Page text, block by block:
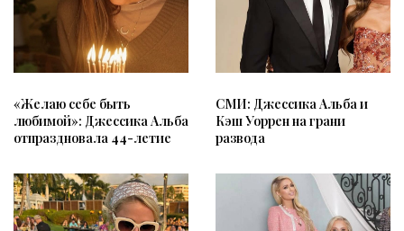
«Желаю себе быть
любимой»: Джессика Альба
отпраздновала 44-летие
СМИ: Джессика Альба и
Кэш Уоррен на грани
развода